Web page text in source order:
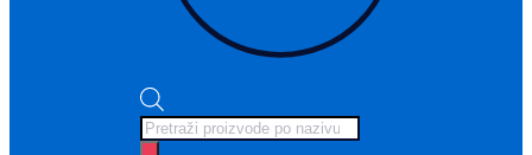
Products
search